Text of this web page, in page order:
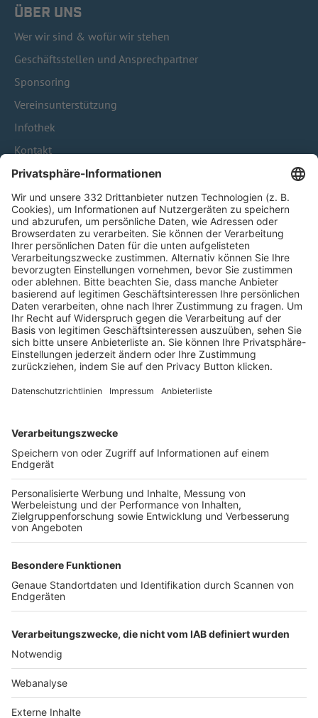
ÜBER UNS
Wer wir sind & wofür wir stehen
Geschäftsstellen und Ansprechpartner
Sponsoring
Vereinsunterstützung
Infothek
Kontakt
HÄUFIG BESUCHTE SEITEN
Pässe und Vereinswechsel
Trainerausbildung
Schulungsangebot Vereinsmitarbeiter
BFV-Geschäftsstellen
Trainerbörse
Login SpielPlus
FOLGE DEM BFV
TOP-VEREINE
TOP-PARTNER
Nutzungsbedingungen Datenschutz Impressum